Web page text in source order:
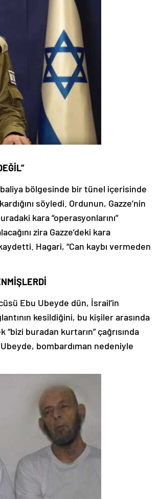
bölgesinde bir tünel içerisinde
söyledi. Ordunun, Gazze’nin
kara “operasyonlarını”
zira Gazze’deki kara
Hagari, “Can kaybı vermeden
Ebu Ubeyde dün, İsrail’in
kesildiğini, bu kişiler arasında
buradan kurtarın” çağrısında
bombardıman nedeniyle